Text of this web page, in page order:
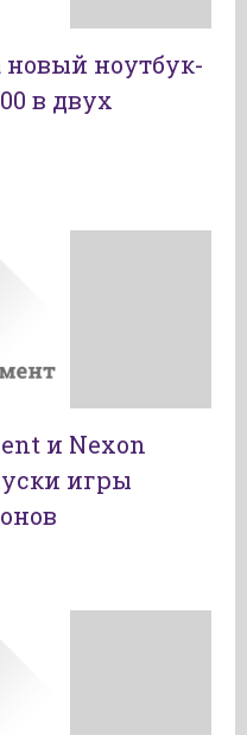
новый ноутбук-
в двух
и Nexon
игры